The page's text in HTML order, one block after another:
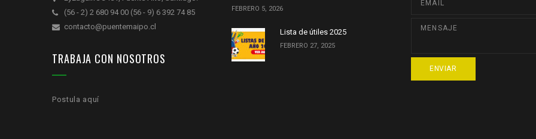
(56 - 2) 2 680 94 00 (56 - 9) 6 392 74 85
contacto@puentemaipo.cl
TRABAJA CON NOSOTROS
Postula aquí
FEBRERO 5, 2026
Lista de útiles 2025
FEBRERO 27, 2025